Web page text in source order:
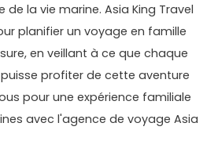
la vie marine. Asia King Travel
planifier un voyage en famille
en veillant à ce que chaque
profiter de cette aventure
pour une expérience familiale
avec l'agence de voyage Asia